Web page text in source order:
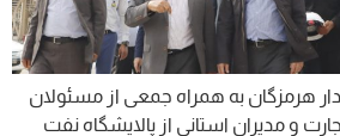
هرمزگان به همراه جمعی از مسئولان
و مدیران استانی از پالایشگاه نفت